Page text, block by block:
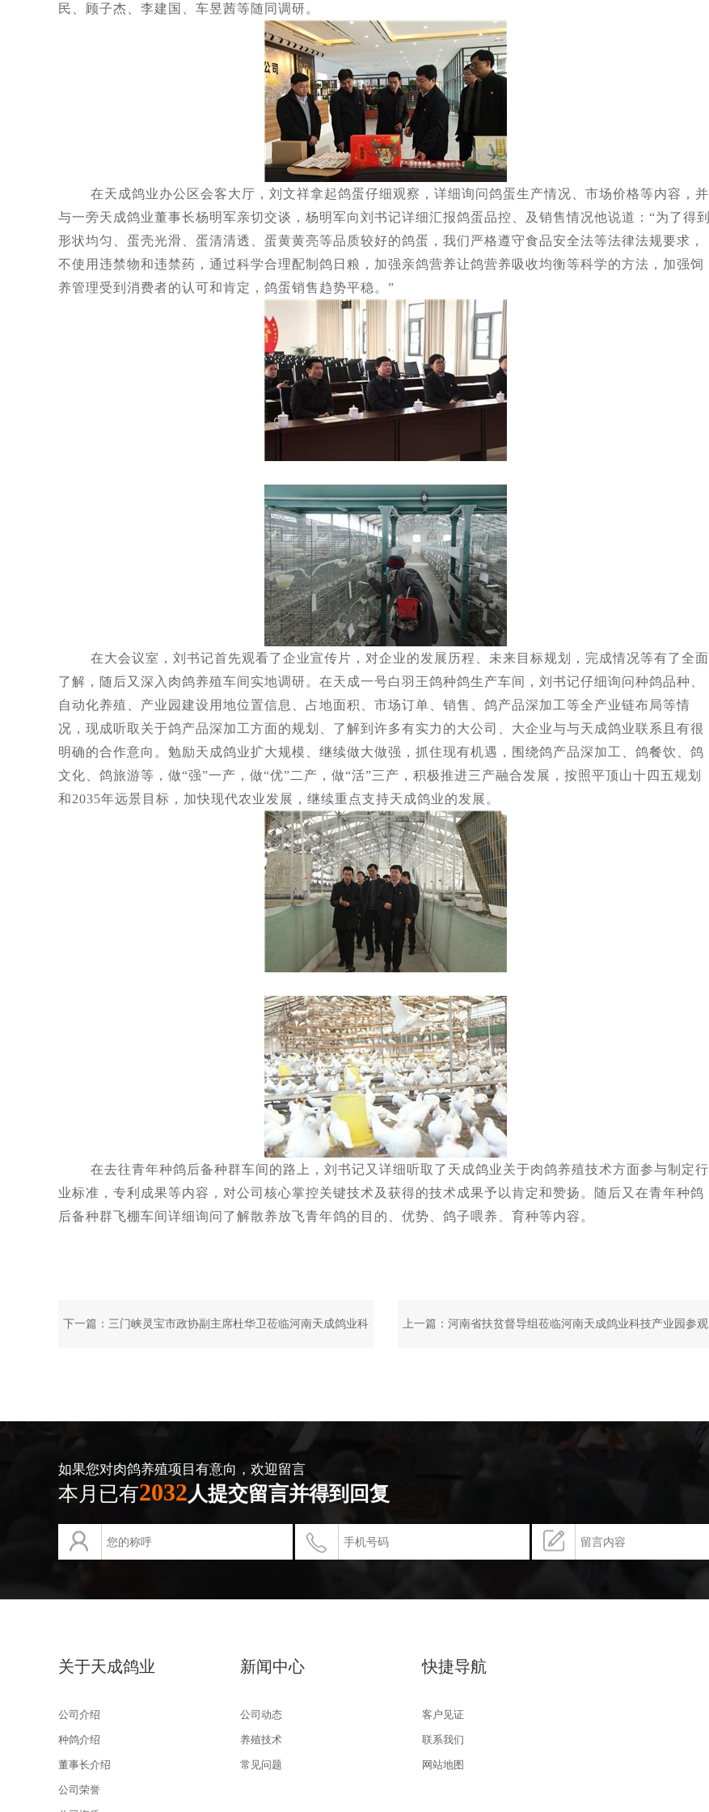
民、顾子杰、李建国、车昱茜等随同调研。
在天成鸽业办公区会客大厅，刘文祥拿起鸽蛋仔细观察，详细询问鸽蛋生产情况、市场价格等内容，并
与一旁天成鸽业董事长杨明军亲切交谈，杨明军向刘书记详细汇报鸽蛋品控、及销售情况他说道：“为了得到
形状均匀、蛋壳光滑、蛋清清透、蛋黄黄亮等品质较好的鸽蛋，我们严格遵守食品安全法等法律法规要求，
不使用违禁物和违禁药，通过科学合理配制鸽日粮，加强亲鸽营养让鸽营养吸收均衡等科学的方法，加强饲
养管理受到消费者的认可和肯定，鸽蛋销售趋势平稳。”
在大会议室，刘书记首先观看了企业宣传片，对企业的发展历程、未来目标规划，完成情况等有了全面
了解，随后又深入肉鸽养殖车间实地调研。在天成一号白羽王鸽种鸽生产车间，刘书记仔细询问种鸽品种、
自动化养殖、产业园建设用地位置信息、占地面积、市场订单、销售、鸽产品深加工等全产业链布局等情
况，现成听取关于鸽产品深加工方面的规划、了解到许多有实力的大公司、大企业与与天成鸽业联系且有很
明确的合作意向。勉励天成鸽业扩大规模、继续做大做强，抓住现有机遇，围绕鸽产品深加工、鸽餐饮、鸽
文化、鸽旅游等，做“强”一产，做“优”二产，做“活”三产，积极推进三产融合发展，按照平顶山十四五规划
和2035年远景目标，加快现代农业发展，继续重点支持天成鸽业的发展。
在去往青年种鸽后备种群车间的路上，刘书记又详细听取了天成鸽业关于肉鸽养殖技术方面参与制定行
业标准，专利成果等内容，对公司核心掌控关键技术及获得的技术成果予以肯定和赞扬。随后又在青年种鸽
后备种群飞棚车间详细询问了解散养放飞青年鸽的目的、优势、鸽子喂养、育种等内容。
下一篇： 三门峡灵宝市政协副主席杜华卫莅临河南天成鸽业科 上一篇： 河南省扶贫督导组莅临河南天成鸽业科技产业园参观
如果您对肉鸽养殖项目有意向，欢迎留言
本月已有2032人提交留言并得到回复
关于天成鸽业
公司介绍
种鸽介绍
董事长介绍
公司荣誉
新闻中心
公司动态
养殖技术
常见问题
快捷导航
客户见证
联系我们
网站地图